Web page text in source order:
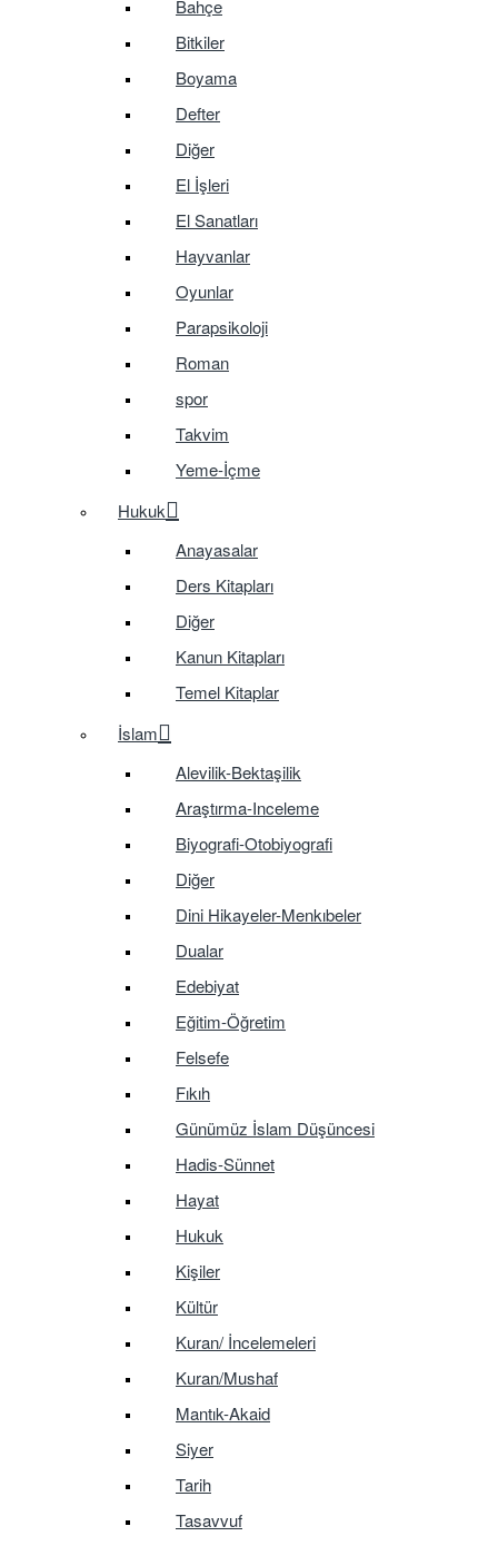
Bahçe
Bitkiler
Boyama
Defter
Diğer
El İşleri
El Sanatları
Hayvanlar
Oyunlar
Parapsikoloji
Roman
spor
Takvim
Yeme-İçme
Hukuk
Anayasalar
Ders Kitapları
Diğer
Kanun Kitapları
Temel Kitaplar
İslam
Alevilik-Bektaşilik
Araştırma-Inceleme
Biyografi-Otobiyografi
Diğer
Dini Hikayeler-Menkıbeler
Dualar
Edebiyat
Eğitim-Öğretim
Felsefe
Fıkıh
Günümüz İslam Düşüncesi
Hadis-Sünnet
Hayat
Hukuk
Kişiler
Kültür
Kuran/ İncelemeleri
Kuran/Mushaf
Mantık-Akaid
Siyer
Tarih
Tasavvuf